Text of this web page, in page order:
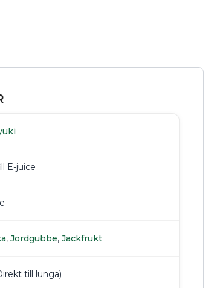
E-juice
, Jordgubbe, Jackfrukt
till lunga)